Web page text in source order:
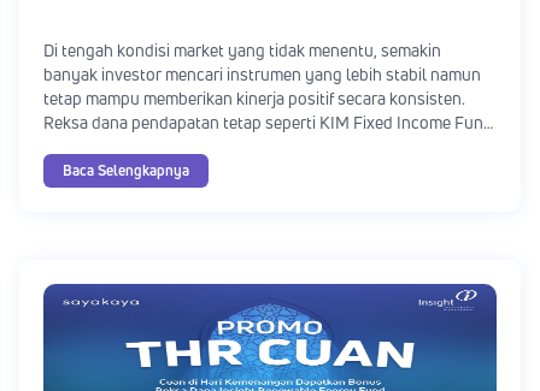
Di tengah kondisi market yang tidak menentu, semakin
banyak investor mencari instrumen yang lebih stabil namun
tetap mampu memberikan kinerja positif secara konsisten.
Reksa dana pendapatan tetap seperti KIM Fixed Income Fund
relevan karena performanya yang konsisten sejak peluncuran
tanpa mengalami negative drawdown hingga 30 Maret 2026.
Baca Selengkapnya